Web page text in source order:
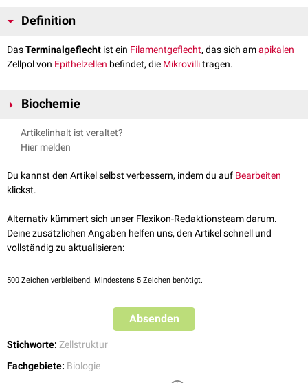
Definition
DasTerminalgeflecht ist ein Filamentgeflecht, das sich amapikalen
Zellpol von Epithelzellen befindet, die Mikrovillitragen.
Biochemie
Das Terminalgeflecht besteht aus
stabilisiert werden. Ferner enthält es die Proteine
Wenn sich das Terminalgeflecht kontrahiert, verringert sich der apikale
Zelldurchmesser, was zu einer Auffächerung der Mikrovilli und damit zu
Artikelinhalt ist veraltet?
Hier melden
Du kannst den Artikel selbst verbessern, indem du auf Bearbeiten
klickst.
Alternativ kümmert sich unser Flexikon-Redaktionsteam darum.
Deine zusätzlichen Angaben helfen uns, den Artikel schnell und
vollständig zu aktualisieren:
500 Zeichen verbleibend. Mindestens 5 Zeichen benötigt.
Absenden
Stichworte: Zellstruktur
Fachgebiete: Biologie